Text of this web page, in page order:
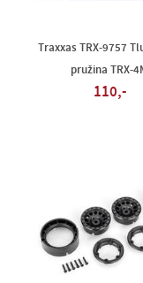
Traxxas TRX-9757
pružina TRX-
110,-